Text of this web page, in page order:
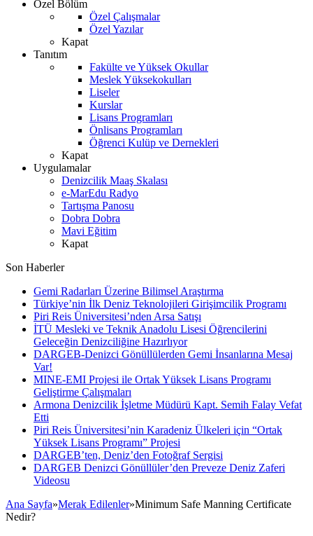
Özel Bölüm
Özel Çalışmalar
Özel Yazılar
Kapat
Tanıtım
Fakülte ve Yüksek Okullar
Meslek Yüksekokulları
Liseler
Kurslar
Lisans Programları
Önlisans Programları
Öğrenci Kulüp ve Dernekleri
Kapat
Uygulamalar
Denizcilik Maaş Skalası
e-MarEdu Radyo
Tartışma Panosu
Dobra Dobra
Mavi Eğitim
Kapat
Son Haberler
Gemi Radarları Üzerine Bilimsel Araştırma
Türkiye’nin İlk Deniz Teknolojileri Girişimcilik Programı
Piri Reis Üniversitesi’nden Arsa Satışı
İTÜ Mesleki ve Teknik Anadolu Lisesi Öğrencilerini
Geleceğin Denizciliğine Hazırlıyor
DARGEB-Denizci Gönüllülerden Gemi İnsanlarına Mesaj
Var!
MINE-EMI Projesi ile Ortak Yüksek Lisans Programı
Geliştirme Çalışmaları
Armona Denizcilik İşletme Müdürü Kapt. Semih Falay Vefat
Etti
Piri Reis Üniversitesi’nin Karadeniz Ülkeleri için “Ortak
Yüksek Lisans Programı” Projesi
DARGEB’ten, Deniz’den Fotoğraf Sergisi
DARGEB Denizci Gönüllüler’den Preveze Deniz Zaferi
Videosu
Ana Sayfa»Merak Edilenler»Minimum Safe Manning Certificate
Nedir?